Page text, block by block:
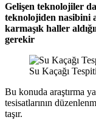
Gelişen teknolojiler
teknolojiden nasibini
karmaşık haller
gerekir
Su Kaçağı
Bu konuda araştırma
tesisatlarının
taşır.